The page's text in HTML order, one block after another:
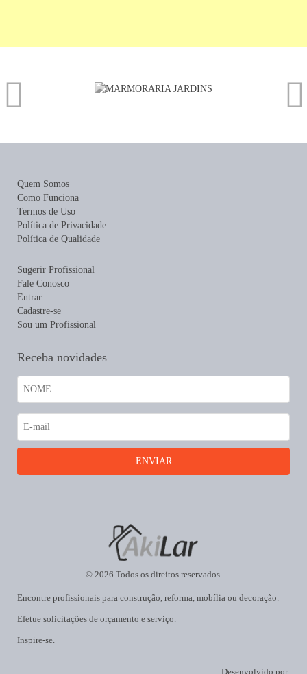
Quem Somos
Como Funciona
Termos de Uso
Política de Privacidade
Política de Qualidade
Sugerir Profissional
Fale Conosco
Entrar
Cadastre-se
Sou um Profissional
Receba novidades
Encontre profissionais para construção, reforma, mobília ou decoração.
Efetue solicitações de orçamento e serviço.
Inspire-se.
© 2026 Todos os direitos reservados.
Desenvolvido por